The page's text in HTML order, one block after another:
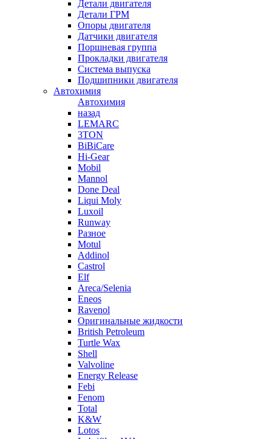
Детали двигателя
Детали ГРМ
Опоры двигателя
Датчики двигателя
Поршневая группа
Прокладки двигателя
Система выпуска
Подшипники двигателя
Автохимия
Автохимия
назад
LEMARC
3TON
BiBiCare
Hi-Gear
Mobil
Mannol
Done Deal
Liqui Moly
Luxoil
Runway
Разное
Motul
Addinol
Castrol
Elf
Areca/Selenia
Eneos
Ravenol
Оригинальные жидкости
British Petroleum
Turtle Wax
Shell
Valvoline
Energy Release
Febi
Fenom
Total
K&W
Lotos